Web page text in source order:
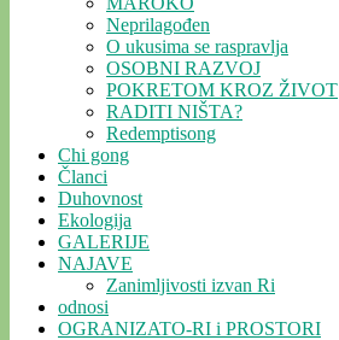
Neprilagođen
O ukusima se raspravlja
OSOBNI RAZVOJ
POKRETOM KROZ ŽIVOT
RADITI NIŠTA?
Redemptisong
Chi gong
Članci
Duhovnost
Ekologija
GALERIJE
NAJAVE
Zanimljivosti izvan Ri
odnosi
OGRANIZATO-RI i PROSTORI